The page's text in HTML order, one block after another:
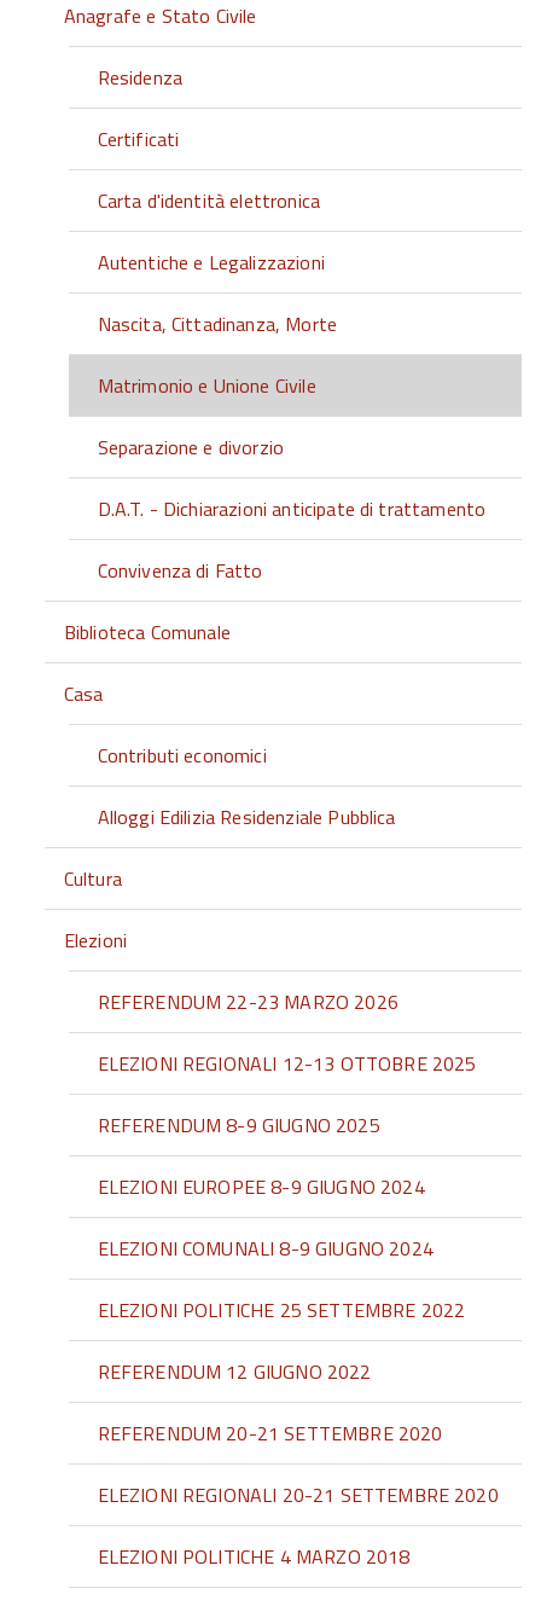
Anagrafe e Stato Civile
Residenza
Certificati
Carta d'identità elettronica
Autentiche e Legalizzazioni
Nascita, Cittadinanza, Morte
Matrimonio e Unione Civile
Separazione e divorzio
D.A.T. - Dichiarazioni anticipate di trattamento
Convivenza di Fatto
Biblioteca Comunale
Casa
Contributi economici
Alloggi Edilizia Residenziale Pubblica
Cultura
Elezioni
REFERENDUM 22-23 MARZO 2026
ELEZIONI REGIONALI 12-13 OTTOBRE 2025
REFERENDUM 8-9 GIUGNO 2025
ELEZIONI EUROPEE 8-9 GIUGNO 2024
ELEZIONI COMUNALI 8-9 GIUGNO 2024
ELEZIONI POLITICHE 25 SETTEMBRE 2022
REFERENDUM 12 GIUGNO 2022
REFERENDUM 20-21 SETTEMBRE 2020
ELEZIONI REGIONALI 20-21 SETTEMBRE 2020
ELEZIONI POLITICHE 4 MARZO 2018